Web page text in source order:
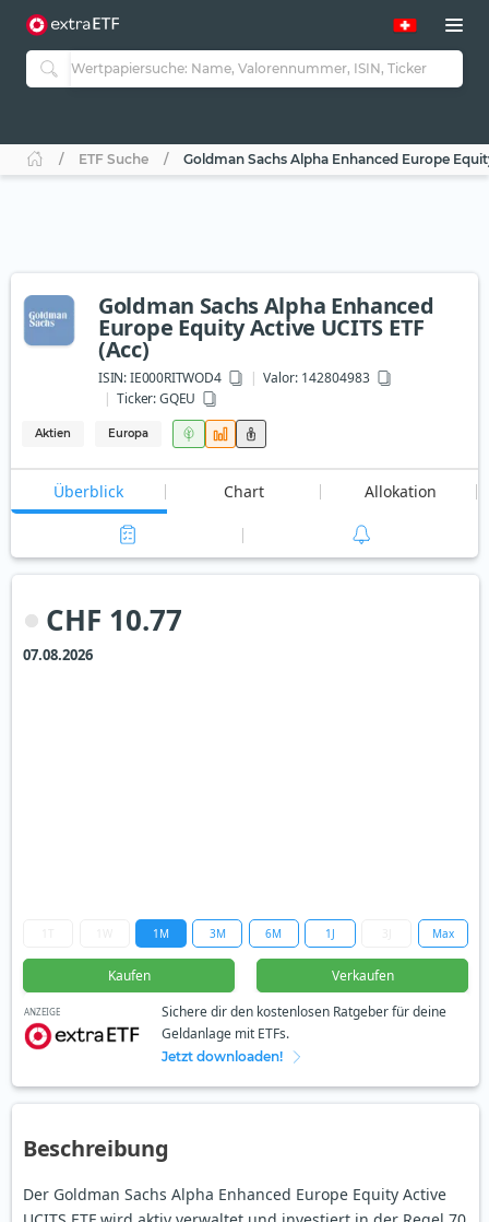
ETF Suche Goldman Sachs Alpha Enhanced Europe
Goldman Sachs Alpha Enhanced
Europe Equity Active UCITS ETF
(Acc)
ISIN:IE000RITWOD4
Valor: 142804983
Ticker:GQEU
Aktien Europa
Überblick Chart Allokation
CHF 10.77
07.08.2026
1M 3M 6M 1J Max
Kaufen Verkaufen
ANZEIGE
Sichere dir den kostenlosen Ratgeber für deine
Geldanlage mit ETFs.
Jetzt downloaden!
Beschreibung
Der Goldman Sachs Alpha Enhanced Europe Equity Active